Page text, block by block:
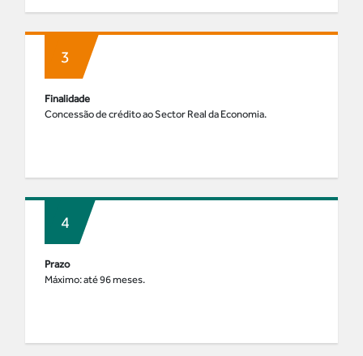
Finalidade
Concessão de crédito ao Sector Real da Economia.
Prazo
Máximo: até 96 meses.